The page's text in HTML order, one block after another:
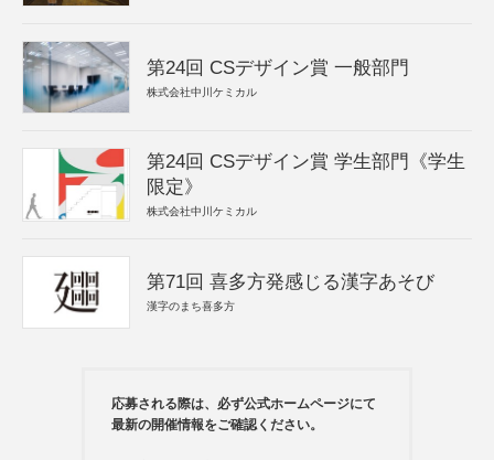
第24回 CSデザイン賞 一般部門
株式会社中川ケミカル
第24回 CSデザイン賞 学生部門《学生
限定》
株式会社中川ケミカル
第71回 喜多方発感じる漢字あそび
漢字のまち喜多方
応募される際は、必ず公式ホームページにて
最新の開催情報をご確認ください。